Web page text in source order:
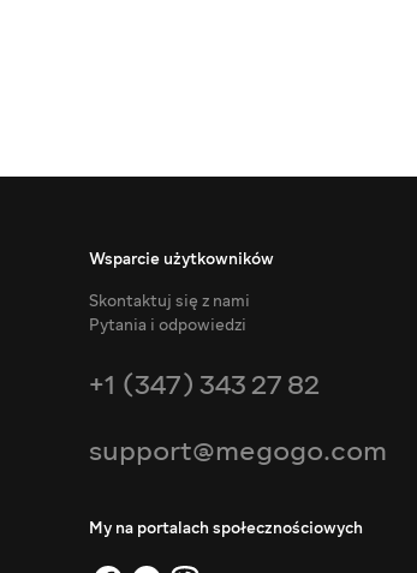
Wsparcie użytkowników
Skontaktuj się z nami
Pytania i odpowiedzi
+1 (347) 343 27 82
support@megogo.com
My na portalach społecznościowych